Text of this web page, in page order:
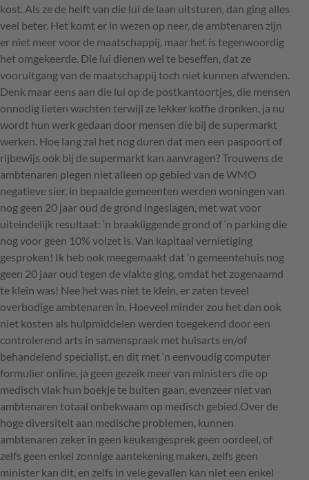
kost. Als ze de helft van die lui de laan uitsturen, dan ging alles
veel beter. Het komt er in wezen op neer, de ambtenaren zijn
er niet meer voor de maatschappij, maar het is tegenwoordig
het omgekeerde. Die lui dienen wel te beseffen, dat ze
vooruitgang van de maatschappij toch niet kunnen afwenden.
Denk maar eens aan die lui op de postkantoortjes, die mensen
onnodig lieten wachten terwijl ze lekker koffie dronken, ja nu
wordt hun werk gedaan door mensen die bij de supermarkt
werken. Hoe lang zal het nog duren dat men een paspoort of
rijbewijs ook bij de supermarkt kan aanvragen? Trouwens de
ambtenaren plegen niet alleen op gebied van de WMO
negatieve sier, in bepaalde gemeenten werden woningen van
nog geen 20 jaar oud de grond ingeslagen, met wat voor
uiteindelijk resultaat: ‘n braakliggende grond of ‘n parking die
nog voor geen 10% volzet is. Van kapitaal vernietiging
gesproken! Ik heb ook meegemaakt dat ‘n gemeentehuis nog
geen 20 jaar oud tegen de vlakte ging, omdat het zogenaamd
te klein was! Nee het was niet te klein, er zaten teveel
overbodige ambtenaren in. Hoeveel minder zou het dan ook
niet kosten als hulpmiddelen werden toegekend door een
controlerend arts in samenspraak met huisarts en/of
behandelend specialist, en dit met ‘n eenvoudig computer
formulier online, ja geen gezeik meer van ministers die op
medisch vlak hun boekje te buiten gaan, evenzeer niet van
ambtenaren totaal onbekwaam op medisch gebied.Over de
hoge diversiteit aan medische problemen, kunnen
ambtenaren zeker in geen keukengesprek geen oordeel, of
zelfs geen enkel zonnige aantekening maken, zelfs geen
minister kan dit, en zelfs in vele gevallen kan niet een enkel